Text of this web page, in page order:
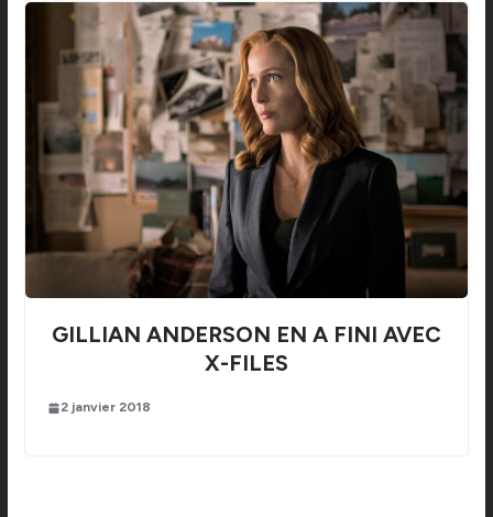
GILLIAN ANDERSON EN A FINI AVEC
X-FILES
2 janvier 2018